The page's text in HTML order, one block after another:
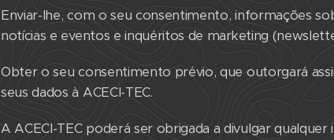
Enviar-lhe, com o seu consentimento, informações
notícias e eventos e inquéritos de marketing
Obter o seu consentimento prévio, que outorgará
seus dados à ACECI-TEC.
A ACECI-TEC poderá ser obrigada a divulgar